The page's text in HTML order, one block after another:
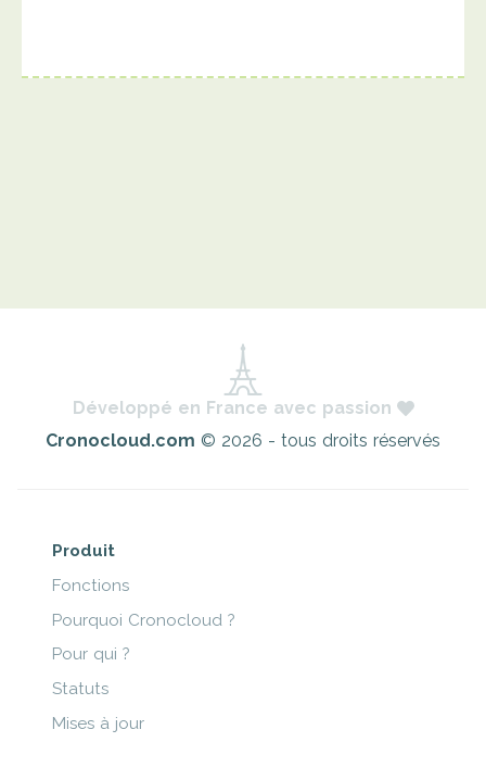
Développé en France avec passion
Cronocloud.com © 2026 - tous droits réservés
Produit
Fonctions
Pourquoi Cronocloud ?
Pour qui ?
Statuts
Mises à jour